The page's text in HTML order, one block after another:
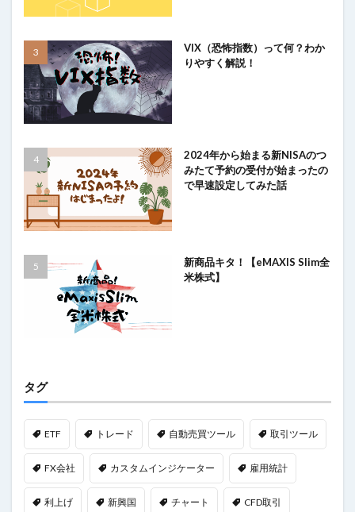
VIX（恐怖指数）って何？わか
りやすく解説！
2024年から始まる新NISAのつ
みたて予約の受付が始まったの
で早速設定してみた話
新商品キタ！【eMAXIS Slim全
米株式】
タグ
ETF トレード 自動売買ツール 取引ツール
FX会社 カスタムインジケーター 雇用統計
利上げ 新興国 チャート CFD取引